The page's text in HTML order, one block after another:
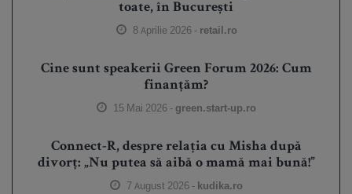
toate, în București
8 Aprilie 2026 - retail.ro
Cine sunt speakerii Green Forum 2026: Cum
finanțăm?
15 Mai 2026 - green.start-up.ro
Connect-R, despre relația cu Misha după
divorț: „Nu putea să aibă o mamă mai bună!”
7 August 2026 - kudika.ro